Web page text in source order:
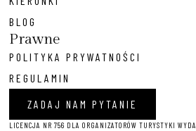
BLOG
Prawne
POLITYKA PRYWATNOŚCI
REGULAMIN
ZADAJ NAM PYTANIE
LICENCJA NR 756 DLA ORGANIZATORÓW TURYSTYKI